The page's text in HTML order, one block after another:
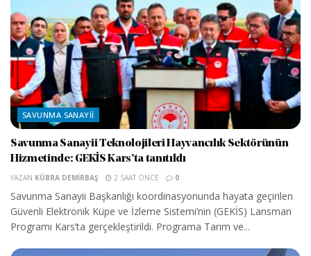
SAVUNMA SANAYII
Savunma Sanayii Teknolojileri Hayvancılık Sektörünün
Hizmetinde: GEKİS Kars’ta tanıtıldı
YAZAN KÜBRA DEMIRBAŞ 2 SAAT ÖNCE 0
Savunma Sanayii Başkanlığı koordinasyonunda hayata geçirilen
Güvenli Elektronik Küpe ve İzleme Sistemi’nin (GEKİS) Lansman
Programı Kars’ta gerçekleştirildi. Programa Tarım ve...